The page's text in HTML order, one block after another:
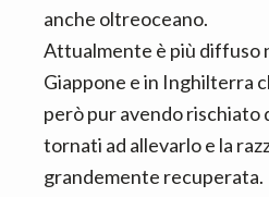
anche oltreoceano.
Attualmente è più diffuso
Giappone e in Inghilterra
però pur avendo rischiato
tornati ad allevarlo e la
grandemente recuperata.